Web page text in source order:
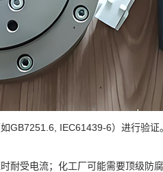
GB7251.6, IEC61439-6）进行验
耐受电流；化工厂可能需要顶级防